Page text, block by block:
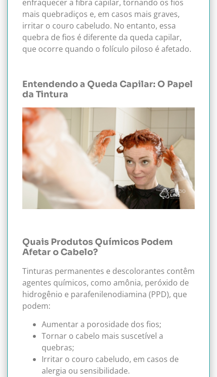
enfraquecer a fibra capilar, tornando os fios
mais quebradiços e, em casos mais graves,
irritar o couro cabeludo. No entanto, essa
quebra de fios é diferente da queda capilar,
que ocorre quando o folículo piloso é afetado.
Entendendo a Queda Capilar: O Papel
da Tintura
Quais Produtos Químicos Podem
Afetar o Cabelo?
Tinturas permanentes e descolorantes contêm
agentes químicos, como amônia, peróxido de
hidrogênio e parafenilenodiamina (PPD), que
podem:
Aumentar a porosidade dos fios;
Tornar o cabelo mais suscetível a
quebras;
Irritar o couro cabeludo, em casos de
alergia ou sensibilidade.